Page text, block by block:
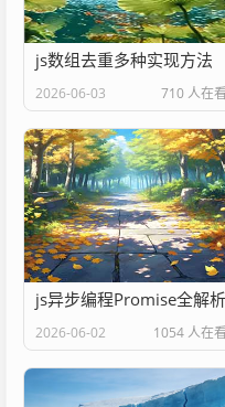
js数组去重多种实现方法
2026-06-03 710 人在看
js异步编程Promise全解析
2026-06-02 1054 人在看